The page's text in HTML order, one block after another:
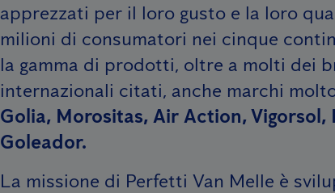
apprezzati per il loro gusto e la loro
milioni di consumatori nei cinque
la gamma di prodotti, oltre a molti dei
internazionali citati, anche marchi
Golia, Morositas, Air Action, Vigorsol,
Goleador.
La missione di Perfetti Van Melle è